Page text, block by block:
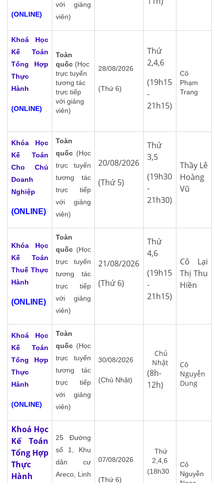
(ONLINE)
với giảng
viên)
Khoá Học
Kế Toán
Tổng Hợp
Thực
Hành
(ONLINE)
Toàn
quốc (Học
trực tuyến
tương tác
trực tiếp
với giảng
viên)
28/08/2026
(Thứ 6)
Thứ
2,4,6
(19h15
-
21h15)
Cô
Phạm
Trang
Khóa Học
Kế Toán
Cho Chủ
Doanh
Nghiệp
(ONLINE)
Toàn
quốc (Học
trực tuyến
tương tác
trực tiếp
với giảng
viên)
20/08/2026
(Thứ 5)
Thứ
3,5
(19h30
-
21h30)
Thầy Lê
Hoàng
Vũ
Khóa Học
Kế Toán
Thuế Thực
Hành
(ONLINE)
Toàn
quốc (Học
trực tuyến
tương tác
trực tiếp
với giảng
viên)
21/08/2026
(Thứ 6)
Thứ
4,6
(19h15
-
21h15)
Cô Lại
Thị Thu
Hiền
Khoá Học
Kế Toán
Tổng Hợp
Thực
Hành
(ONLINE)
Toàn
quốc (Học
trực tuyến
tương tác
trực tiếp
với giảng
viên)
30/08/2026
(Chủ Nhật)
Chủ
Nhật
(8h-
12h)
Cô
Nguyễn
Dung
Khoá Học
Kế Toán
Tổng Hợp
Thực
Hành
25 Đường
số 1, Khu
dân cư
Areco, Linh
07/08/2026
(Thứ 6)
Thứ
2,4,6
(18h30
Cô
Nguyễn